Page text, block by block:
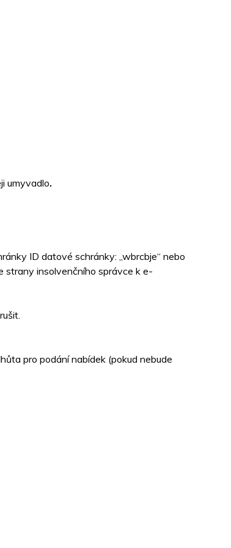
umyvadlo.
ID datové schránky: „wbrcbje“ nebo
strany insolvenčního správce k e-
pro podání nabídek (pokud nebude